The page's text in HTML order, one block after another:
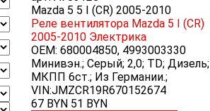
Mazda 5 5 I (CR) 2005-2010
Реле вентилятора Mazda 5 I (CR)
2005-2010 Электрика
OEM: 680004850, 4993003330
Минивэн.; Серый; 2,0; TD; Дизель;
МКПП 6ст.; Из Германии.;
VIN:JMZCR19R670152674
67 BYN 51 BYN